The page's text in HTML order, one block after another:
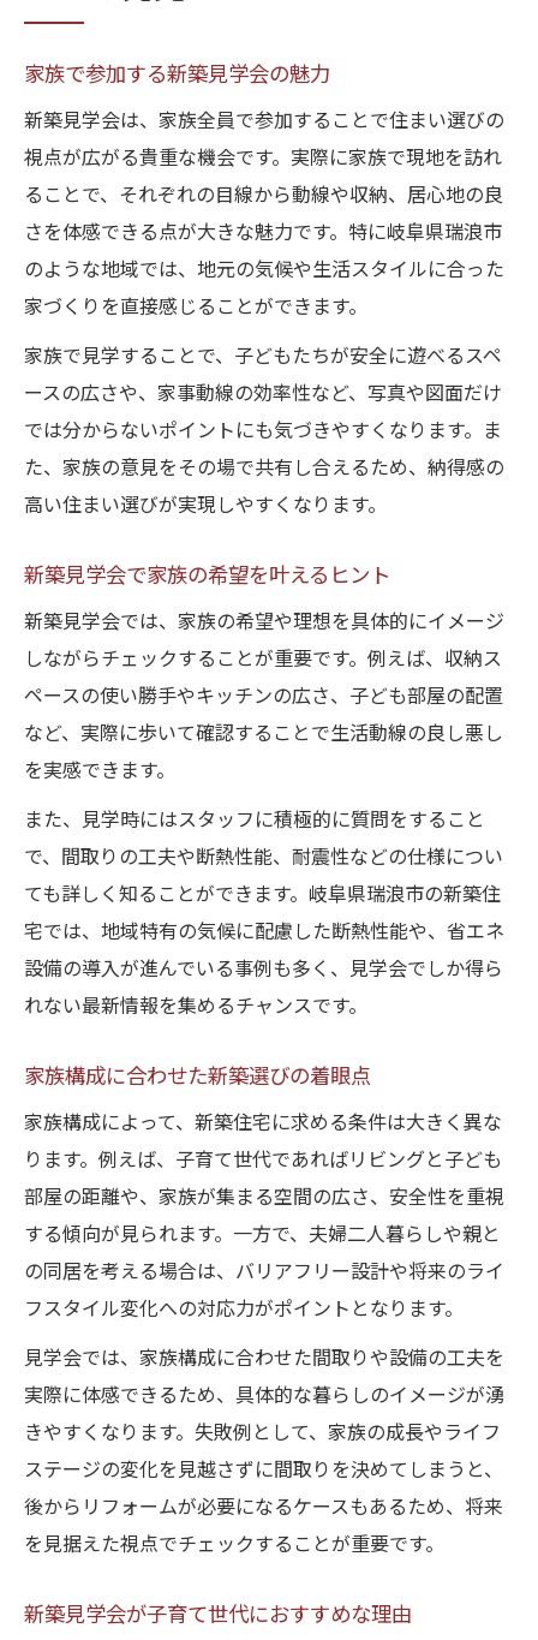
家族で参加する新築見学会の魅力
新築見学会は、家族全員で参加することで住まい選びの
視点が広がる貴重な機会です。実際に家族で現地を訪れ
ることで、それぞれの目線から動線や収納、居心地の良
さを体感できる点が大きな魅力です。特に岐阜県瑞浪市
のような地域では、地元の気候や生活スタイルに合った
家づくりを直接感じることができます。
家族で見学することで、子どもたちが安全に遊べるスペ
ースの広さや、家事動線の効率性など、写真や図面だけ
では分からないポイントにも気づきやすくなります。ま
た、家族の意見をその場で共有し合えるため、納得感の
高い住まい選びが実現しやすくなります。
新築見学会で家族の希望を叶えるヒント
新築見学会では、家族の希望や理想を具体的にイメージ
しながらチェックすることが重要です。例えば、収納ス
ペースの使い勝手やキッチンの広さ、子ども部屋の配置
など、実際に歩いて確認することで生活動線の良し悪し
を実感できます。
また、見学時にはスタッフに積極的に質問をすること
で、間取りの工夫や断熱性能、耐震性などの仕様につい
ても詳しく知ることができます。岐阜県瑞浪市の新築住
宅では、地域特有の気候に配慮した断熱性能や、省エネ
設備の導入が進んでいる事例も多く、見学会でしか得ら
れない最新情報を集めるチャンスです。
家族構成に合わせた新築選びの着眼点
家族構成によって、新築住宅に求める条件は大きく異な
ります。例えば、子育て世代であればリビングと子ども
部屋の距離や、家族が集まる空間の広さ、安全性を重視
する傾向が見られます。一方で、夫婦二人暮らしや親と
の同居を考える場合は、バリアフリー設計や将来のライ
フスタイル変化への対応力がポイントとなります。
見学会では、家族構成に合わせた間取りや設備の工夫を
実際に体感できるため、具体的な暮らしのイメージが湧
きやすくなります。失敗例として、家族の成長やライフ
ステージの変化を見越さずに間取りを決めてしまうと、
後からリフォームが必要になるケースもあるため、将来
を見据えた視点でチェックすることが重要です。
新築見学会が子育て世代におすすめな理由